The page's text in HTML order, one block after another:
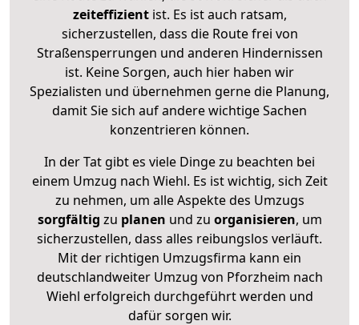
zeiteffizientist. Es ist auch ratsam,
sicherzustellen, dass die Route frei von
Straßensperrungen und anderen Hindernissen
ist. Keine Sorgen, auch hier haben wir
Spezialisten und übernehmen gerne die Planung,
damit Sie sich auf andere wichtige Sachen
konzentrieren können.
In der Tat gibt es viele Dinge zu beachten bei
einem Umzug nach Wiehl. Es ist wichtig, sich Zeit
zu nehmen, um alle Aspekte des Umzugs
sorgfältig zu planen und zu organisieren, um
sicherzustellen, dass alles reibungslos verläuft.
Mit der richtigen Umzugsfirma kann ein
deutschlandweiter Umzug von Pforzheim nach
Wiehl erfolgreich durchgeführt werden und
dafür sorgen wir.